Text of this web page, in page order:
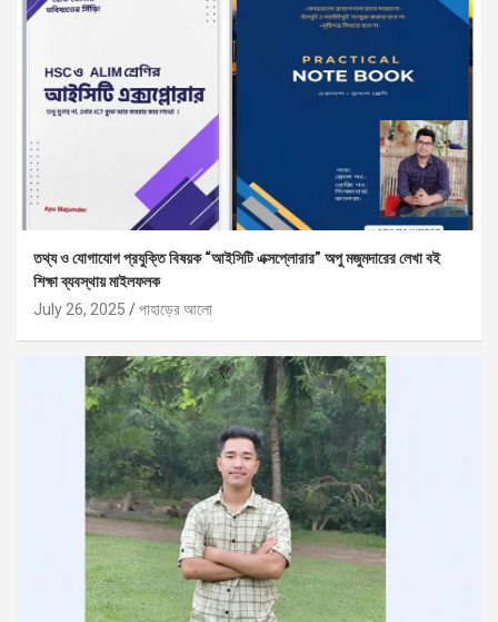
তথ্য ও যোগাযোগ প্রযুক্তি বিষয়ক “আইসিটি এক্সপ্লোরার” অপু মজুমদারের লেখা বই
শিক্ষা ব্যবস্থায় মাইলফলক
July 26, 2025
পাহাড়ের আলো